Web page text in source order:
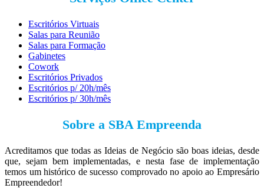
Escritórios Virtuais
Salas para Reunião
Salas para Formação
Gabinetes
Cowork
Escritórios Privados
Escritórios p/ 20h/mês
Escritórios p/ 30h/mês
Sobre a SBA Empreenda
Acreditamos que todas as Ideias de Negócio são boas ideias, desde
que, sejam bem implementadas, e nesta fase de implementação
temos um histórico de sucesso comprovado no apoio ao Empresário
Empreendedor!